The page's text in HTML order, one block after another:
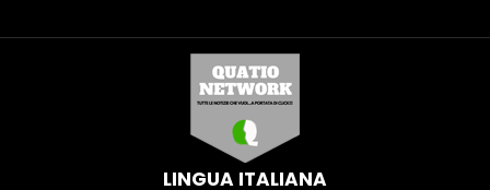
LINGUA ITALIANA